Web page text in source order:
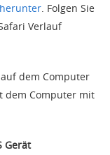
. Folgen Sie
Verlauf
dem Computer
dem Computer mit
Gerät